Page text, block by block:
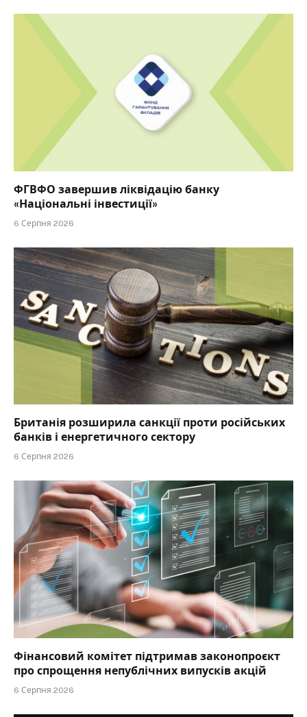
ФГВФО завершив ліквідацію банку
«Національні інвестиції»
6 Серпня 2026
Британія розширила санкції проти російських
банків і енергетичного сектору
6 Серпня 2026
Фінансовий комітет підтримав законопроєкт
про спрощення непублічних випусків акцій
6 Серпня 2026